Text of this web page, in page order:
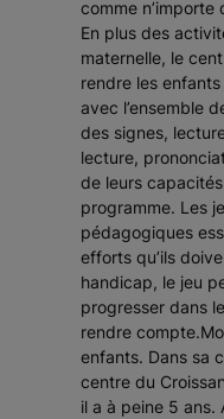
comme
En plus des
maternelle, le
rendre les
avec l’ensemble
des signes,
lecture,
de leurs
programme. Les
pédagogiques
efforts qu’ils
handicap, le jeu
progresser dans
rendre
enfants. Dans sa
centre du
il a à peine 5 ans.